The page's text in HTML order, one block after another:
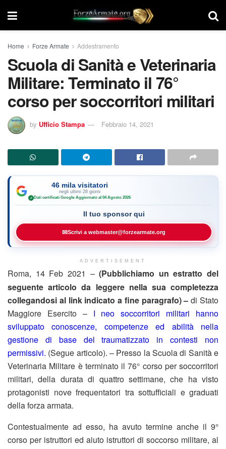
Home Forze Armate Addestramento
Scuola di Sanità e Veterinaria
Militare: Terminato il 76°
corso per soccorritori militari
by Ufficio Stampa Febbraio 14, 2021
46 mila visitatori
negli ultimi 28 giorni
✓ Dati certificati Google·Aggiornato al 04 Agosto 2026
Il tuo sponsor qui
✉Scrivi a webmaster@forzearmate.org
ADVERTISEMENT
Roma, 14 Feb 2021 –(Pubblichiamo un estratto del
seguente articolo da leggere nella sua completezza
collegandosi al link indicato a fine paragrafo) –di Stato
Maggiore Esercito – I neo soccorritori militari hanno
sviluppato conoscenze, competenze ed abilità nella
gestione di base del traumatizzato in contesti non
permissivi. (Segue articolo). – Presso la Scuola di Sanità e
Veterinaria Militare è terminato il 76° corso per soccorritori
militari, della durata di quattro settimane, che ha visto
protagonisti nove frequentatori tra sottufficiali e graduati
della forza armata.
Contestualmente ad esso, ha avuto termine anche il 9°
corso per istruttori ed aiuto istruttori di soccorso militare, al